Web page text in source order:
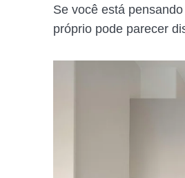
Se você está
próprio pode parecer